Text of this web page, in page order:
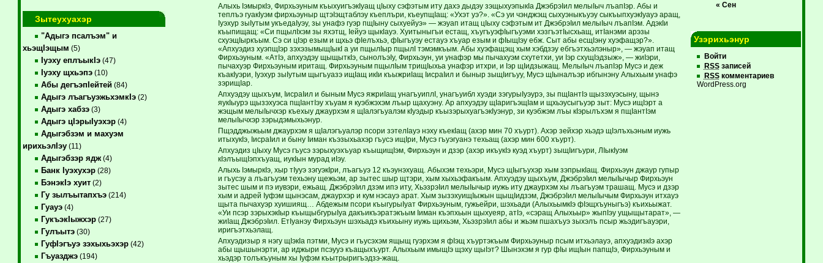
Зытеухуахэр
"Адыгэ псалъэм" и
хьэщIэщым (5)
Iуэху еплъыкIэ(47)
Iуэху щхьэпэ(10)
Абы дегъэпIейтей(84)
Адыгэ лъагъуэжьхэмкIэ(2)
Адыгэ хабзэ(3)
Адыгэ цIэрыIуэхэр(4)
Адыгэбзэм и махуэм
ирихьэлIэу(11)
Адыгэбзэр ядж(4)
Банк Iуэхухэр(28)
БэнэкIэ хуит(2)
Гу зылъытапхъэ(214)
Гуауэ(4)
ГукъэкIыжхэр(27)
Гулъытэ(30)
ГуфIэгъуэ зэхыхьэхэр(42)
Гъуазджэ(194)
Алыхь IэмыркIэ, Фирхьэуным къыхуигъэкIуащ цIыху сэфэтым иту дахэ дыдэу зэщыхуэпыкIа ДжэбрэIил мелыIыч лъапIэр. Абы и
теплъэ гуакIуэм фирхьэуныр щтэIэщтаблэу къеплъри, къеупщIащ: «Ухэт уэ?». «Сэ уи чэнджэщ сыхуэныкъуэу сыкъыпхуэкIуауэ аращ,
Iуэхур зыIутым укъедаIуэу, зы унафэ гуэр пщIыну сыхуейуэ» — жэуап итащ цIыху сэфэтым ит ДжэбрэIил мелыIыч лъапIэм. АдэкIи
къыпищащ: «Си пщылIхэм зы яхэтщ, Iейуэ щыкIауэ. Хуитыныгъи естащ, хъугъуэфIыгъуэми хэзгъэтIысхьащ, итIанэми арэзы
схуэщIыркъым. Сэ си цIэр езым и щхьэ фIелъхьэ, фIыгъуэу естауэ хъуар езым и фIыщIэу ебж. Сыт абы есщIэну хуэфащэр?».
«Апхуэдиз хуэпщIэр зэхэзымыщIыкI а уи пщылIыр пщылI тэмэмкъым. Абы хуэфащэщ хым хэбдзэу ебгъэтхьэлэныр», — жэуап итащ
Фирхьэуным. «АтIэ, апхуэдэу щыщыткIэ, сынолъэIу, Фирхьэун, уи унафэр мы пычахуэм схутетхи, уи Iэр схущIэдзыж», — жиIэри,
пычахуэр Фирхьэуным иритащ. Фирхьэуным пщылIым трищIыхьа унафэр итхри, и Iэр щIидзыжащ. МелыIыч лъапIэр Мусэ и деж
къакIуэри, Iуэхур зыIутым щыгъуазэ ищIащ икIи къыжриIащ IисраIил и быныр зыщIигъуу, Мусэ щIыналъэр ибгынэну Алыхьым унафэ
зэрищIар.
Апхуэдэу щыхъум, IисраIил и быным Мусэ яжриIащ унагъуиплI, унагъуибл хуэди зэгурыIуэурэ, зы пщIантIэ щызэхуэсыну, щынэ
яукIыурэ щызэхуэса пщIантIэу хъуам я куэбжэхэм лъыр щахуэну. Ар апхуэдэу щIаригъэщIам и щхьэусыгъуэр зыт: Мусэ ищIэрт а
жэщым мелыIычхэр къехыу джаурхэм я щIалэгъуалэм кIуэдыр къызэрыхуагъэкIуэнур, зи куэбжэм лъы кIэрылъхэм я пщIантIэм
мелыIычхэр зэрыдэмыхьэнур.
Пщэдджыжьым джаурхэм я щIалэгъуалэр псори зэтелIауэ нэху къекIащ (ахэр мин 70 хъурт). Ахэр зейхэр хьэдэ щIэлъхьэным иужь
итыхукIэ, IисраIил и быну Iиман къэзыхьахэр гъусэ ищIри, Мусэ гъуэгуанэ техьащ (ахэр мин 600 хъурт).
Апхуэдиз цIыху Мусэ гъусэ зэрыхуэхъуар къыщищIэм, Фирхьэун и дзэр (ахэр икъукIэ куэд хъурт) зыщIигъури, ЛIыкIуэм
кIэлъыщIэпхъуащ, иукIын мурад иIэу.
Алыхь IэмыркIэ, хыр тIууэ зэгуэкIри, лъагъуэ 12 къэунэхуащ. Абыхэм техьэри, Мусэ щIыгъухэр хым зэпрыкIащ. Фирхьэун джаур гупыр
и гъусэу а лъагъуэм техьэну щежьэм, ар зытес шыр щтэри, хым хыхьэфакъым. Апхуэдэу щыхъум, ДжэбрэIил мелыIычыр Фирхьэун
зытес шым и пэ иувэри, ежьащ. ДжэбрэIил дзэм ипэ иту, ХьэзрэIил мелыIычыр иужь иту джаурхэм хы лъагъуэм трашащ. Мусэ и дзэр
хым и адрей Iуфэм щынэсам, джаурхэр и кум нэсауэ арат. Хым зызэхуищIыжын щыщIидзэм, ДжэбрэIил мелыIычым Фирхьэун итхауэ
щыта пычахуэр хуишиящ… Абдежым псори къыгурыIуат Фирхьэуным, гужьейри, шэхьади (АлыхьымкIэ фIэщхъуныгъэ) къихьыжат.
«Уи псэр зэрыхэкIыр къыщыбгурыIуа дакъикъэратэкъым Iиман къэпхьын щыхуеяр, атIэ, «сэращ Алыхьыр» жыпIэу ущыщытарат», —
жиIащ ДжэбрэIил. ЕтIуанэу Фирхьэун шэхьадэ къихьыну иужь щихьэм, ХьэзрэIил абы и жьэм пшахъуэ зыхэлъ псыр жьэдигъауэри,
иригъэтхьэлащ.
Апхуэдизыр я нэгу щIэкIа пэтми, Мусэ и гъусэхэм ящыщ гуэрхэм я фIэщ хъуртэкъым Фирхьэуныр псым итхьэлауэ, апхуэдизкIэ ахэр
абы щышынэрти, ар иджыри псэууэ къащыхъурт. Алыхьым имыщIэ щэху щыIэт? Шынэхэм я гур фIы ищIын папщIэ, Фирхьэуным и
хьэдэр толъкъуным хы Iуфэм къытрыригъэдзэ-жащ.
« Сен
Узэрихьэнур
Войти
RSSзаписей
RSSкомментариев
WordPress.org